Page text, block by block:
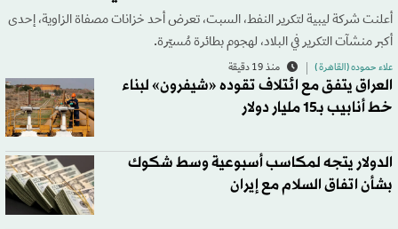
أعلنت شركة ليبية لتكرير النفط، السبت، تعرض أحد خزانات مصفاة الزاوية، إحدى
أكبر منشآت التكرير في البلاد، لهجوم بطائرة مُسيّرة.
علاء حموده (القاهرة ) منذ 19 دقيقة
العراق يتفق مع ائتلاف تقوده «شيفرون» لبناء
خط أنابيب بـ15 مليار دولار
الدولار يتجه لمكاسب أسبوعية وسط شكوك
بشأن اتفاق السلام مع إيران